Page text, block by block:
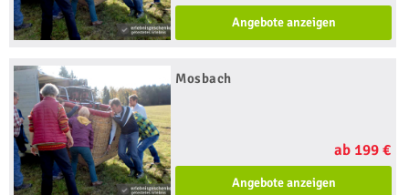
Angebote anzeigen
Mosbach
ab 199 €
Angebote anzeigen